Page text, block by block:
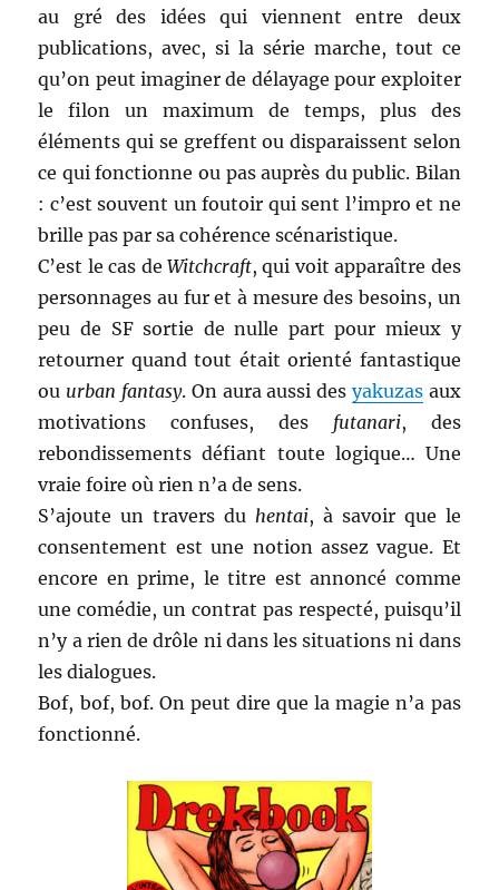
au gré des idées qui viennent entre deux
publications, avec, si la série marche, tout ce
qu’on peut imaginer de délayage pour exploiter
le filon un maximum de temps, plus des
éléments qui se greffent ou disparaissent selon
ce qui fonctionne ou pas auprès du public. Bilan
: c’est souvent un foutoir qui sent l’impro et ne
brille pas par sa cohérence scénaristique.
C’est le cas de Witchcraft, qui voit apparaître des
personnages au fur et à mesure des besoins, un
peu de SF sortie de nulle part pour mieux y
retourner quand tout était orienté fantastique
ou urban fantasy. On aura aussi des yakuzasaux
motivations confuses, des futanari, des
rebondissements défiant toute logique… Une
vraie foire où rien n’a de sens.
S’ajoute un travers du hentai, à savoir que le
consentement est une notion assez vague. Et
encore en prime, le titre est annoncé comme
une comédie, un contrat pas respecté, puisqu’il
n’y a rien de drôle ni dans les situations ni dans
les dialogues.
Bof, bof, bof. On peut dire que la magie n’a pas
fonctionné.